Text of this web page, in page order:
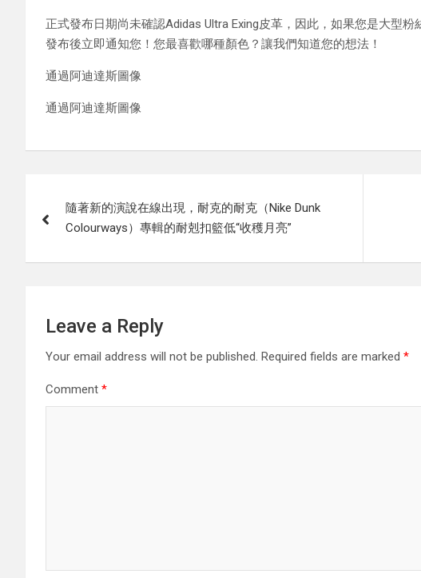
正式發布日期尚未確認Adidas Ultra Exing皮革，因此，如果您是大型
發布後立即通知您！您最喜歡哪種顏色？讓我們知道您的想法！
通過阿迪達斯圖像
通過阿迪達斯圖像
navigation
隨著新的演說在線出現，耐克的耐克（Nike Dunk
Colourways）專輯的耐剋扣籃低“收穫月亮”
Leave a Reply
Your email address will not be published. Required fields are marked *
Comment *